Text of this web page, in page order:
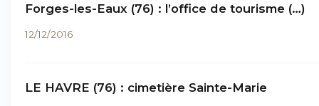
Forges-les-Eaux (76) : l’office de tourisme (…)
12/12/2016
LE HAVRE (76) : cimetière Sainte-Marie